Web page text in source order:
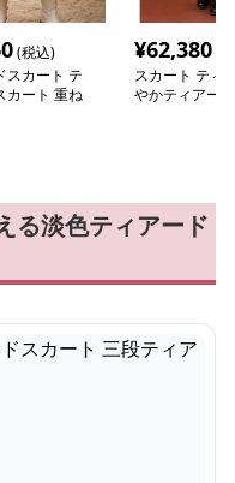
(税込)
スカート テ
カート 重ね
¥62,380
スカート ティ
やかティアー
る淡色ティアード